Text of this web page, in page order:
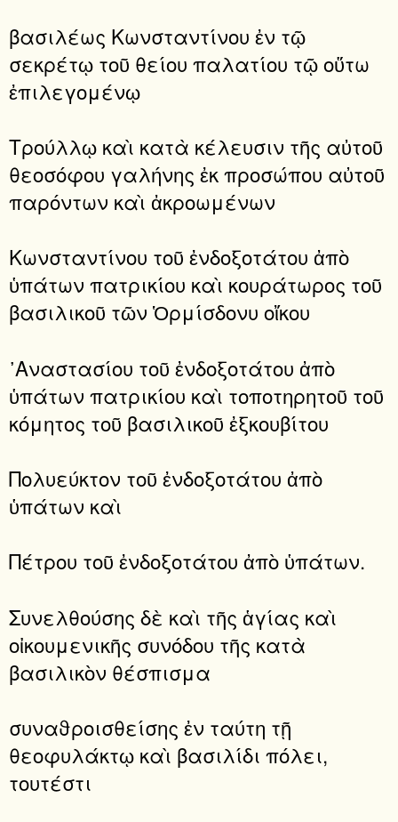
βασιλέως Κωνσταντίνου ἐν τῷ
σεκρέτῳ τοῦ θείου παλατίου τῷ οὕτω
ἐπιλεγομένῳ
Τρούλλῳ καὶ κατὰ κέλευσιν τῆς αὐτοῦ
θεοσόφου γαλήνης ἐκ προσώπου αὐτοῦ
παρόντων καὶ ἀκροωμένων
Κωνσταντίνου τοῦ ἐνδοξοτάτου ἀπὸ
ὑπάτων πατρικίου καὶ κουράτωρος τοῦ
βασιλικοῦ τῶν Ὁρμίσδονυ οἴκου
᾿Αναστασίου τοῦ ἐνδοξοτάτου ἀπὸ
ὑπάτων πατρικίου καὶ τοποτηρητοῦ τοῦ
κόμητος τοῦ βασιλικοῦ ἐξκουβίτου
Πολυεύκτον τοῦ ἐνδοξοτάτου ἀπὸ
ὑπάτων καὶ
Πέτρου τοῦ ἐνδοξοτάτου ἀπὸ ὑπάτων.
Συνελθούσης δὲ καὶ τῆς ἁγίας καὶ
οἰκουμενικῆς συνόδου τῆς κατὰ
βασιλικὸν θέσπισμα
συναϑροισθείσης ἐν ταύτη τῇ
θεοφυλάκτῳ καὶ βασιλίδι πόλει,
τουτέστι